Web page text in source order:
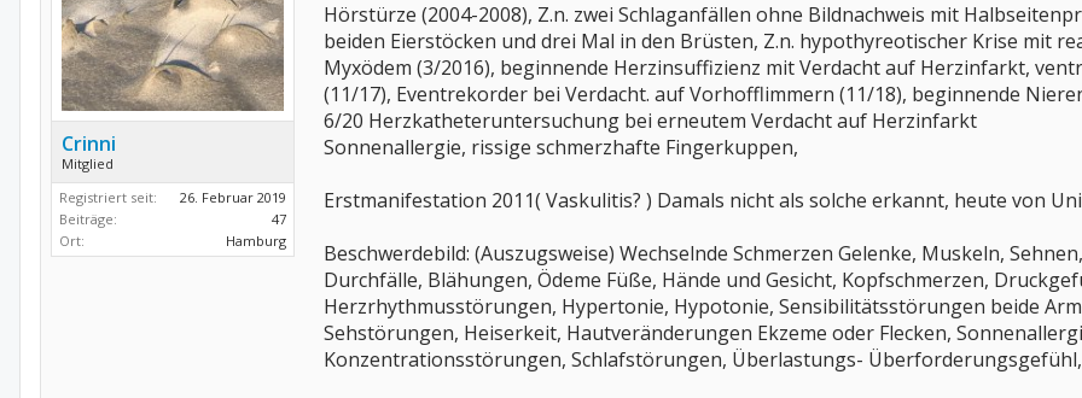
Crinni
Mitglied
Registriert seit:
26. Februar 2019
Beiträge:
47
Ort:
Hamburg
Hörstürze (2004-2008), Z.n. zwei Schlaganfällen ohne Bildnachweis mit
beiden Eierstöcken und drei Mal in den Brüsten, Z.n. hypothyreotischer Krise mit
Myxödem (3/2016), beginnende Herzinsuffizienz mit Verdacht auf Herzinfarkt,
(11/17), Eventrekorder bei Verdacht. auf Vorhofflimmern (11/18), beginnende
6/20 Herzkatheteruntersuchung bei erneutem Verdacht auf Herzinfarkt
Sonnenallergie, rissige schmerzhafte Fingerkuppen,
Erstmanifestation 2011( Vaskulitis? ) Damals nicht als solche erkannt, heute von
Beschwerdebild: (Auszugsweise) Wechselnde Schmerzen Gelenke, Muskeln,
Durchfälle, Blähungen, Ödeme Füße, Hände und Gesicht, Kopfschmerzen,
Herzrhythmusstörungen, Hypertonie, Hypotonie, Sensibilitätsstörungen beide
Sehstörungen, Heiserkeit, Hautveränderungen Ekzeme oder Flecken,
Konzentrationsstörungen, Schlafstörungen, Überlastungs-